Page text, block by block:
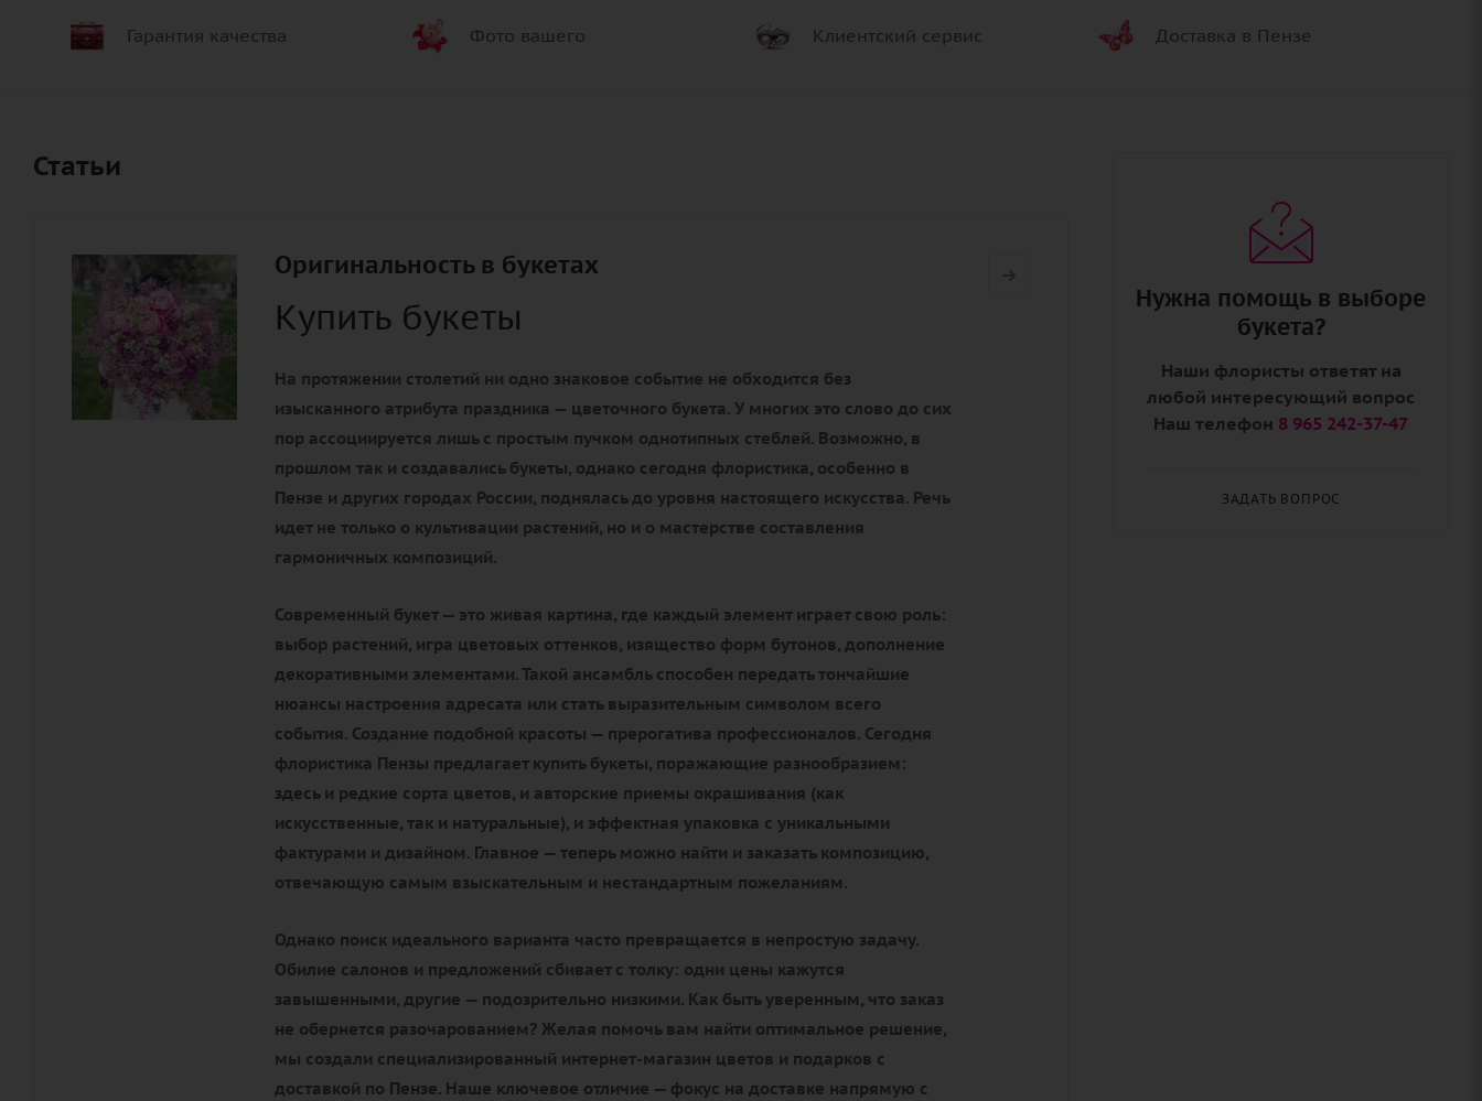
Гарантия качества Фото вашего Клиентский сервис Доставка в Пензе
Статьи
Оригинальность в букетах
Купить букеты
На протяжении столетий ни одно знаковое событие не обходится без
изысканного атрибута праздника — цветочного букета. У многих это слово до сих
пор ассоциируется лишь с простым пучком однотипных стеблей. Возможно, в
прошлом так и создавались букеты, однако сегодня флористика, особенно в
Пензе и других городах России, поднялась до уровня настоящего искусства. Речь
идет не только о культивации растений, но и о мастерстве составления
гармоничных композиций.
Современный букет — это живая картина, где каждый элемент играет свою роль:
выбор растений, игра цветовых оттенков, изящество форм бутонов, дополнение
декоративными элементами. Такой ансамбль способен передать тончайшие
нюансы настроения адресата или стать выразительным символом всего
события. Создание подобной красоты — прерогатива профессионалов. Сегодня
флористика Пензы предлагает купить букеты, поражающие разнообразием:
здесь и редкие сорта цветов, и авторские приемы окрашивания (как
искусственные, так и натуральные), и эффектная упаковка с уникальными
фактурами и дизайном. Главное — теперь можно найти и заказать композицию,
отвечающую самым взыскательным и нестандартным пожеланиям.
Однако поиск идеального варианта часто превращается в непростую задачу.
Обилие салонов и предложений сбивает с толку: одни цены кажутся
завышенными, другие — подозрительно низкими. Как быть уверенным, что заказ
не обернется разочарованием? Желая помочь вам найти оптимальное решение,
мы создали специализированный интернет-магазин цветов и подарков с
доставкой по Пензе. Наше ключевое отличие — фокус на доставке напрямую с
Нужна помощь в выборе
букета?
Наши флористы ответят на
любой интересующий вопрос
Наш телефон 8 965 242-37-47
ЗАДАТЬ ВОПРОС